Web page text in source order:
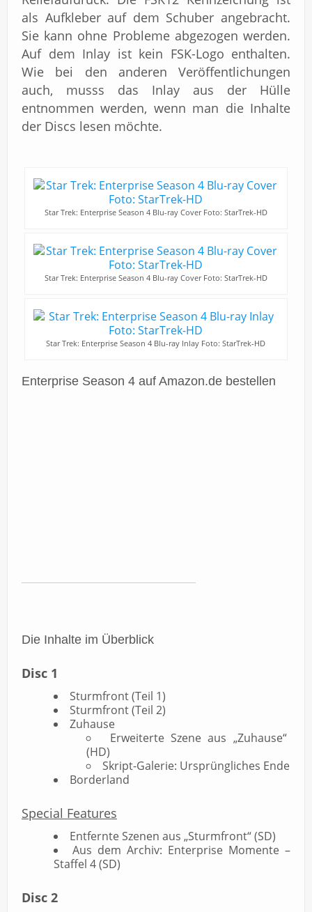
als Aufkleber auf dem Schuber angebracht.
Sie kann ohne Probleme abgezogen werden.
Auf dem Inlay ist kein FSK-Logo enthalten.
Wie bei den anderen Veröffentlichungen
auch, musss das Inlay aus der Hülle
entnommen werden, wenn man die Inhalte
der Discs lesen möchte.
Star Trek: Enterprise Season 4 Blu-ray Cover Foto: StarTrek-HD
Star Trek: Enterprise Season 4 Blu-ray Cover Foto: StarTrek-HD
Star Trek: Enterprise Season 4 Blu-ray Inlay Foto: StarTrek-HD
Enterprise Season 4 auf Amazon.de bestellen
Die Inhalte im Überblick
Disc 1
Sturmfront (Teil 1)
Sturmfront (Teil 2)
Zuhause
Erweiterte Szene aus „Zuhause“
(HD)
Skript-Galerie: Ursprüngliches Ende
Borderland
Special Features
Entfernte Szenen aus „Sturmfront“ (SD)
Aus dem Archiv: Enterprise Momente –
Staffel 4 (SD)
Disc 2